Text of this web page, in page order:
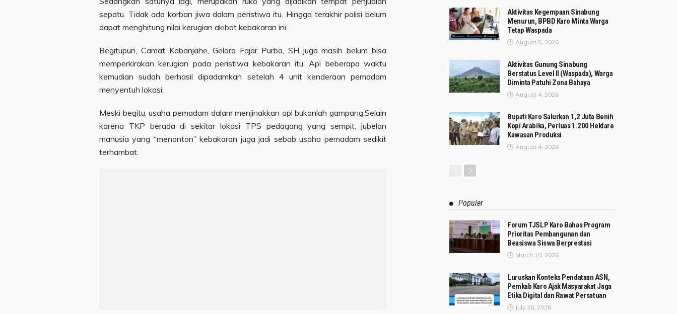
sepatu. Tidak ada korban jiwa dalam peristiwa itu. Hingga terakhir polisi belum
dapat menghitung nilai kerugian akibat kebakaran ini.
Begitupun, Camat Kabanjahe, Gelora Fajar Purba, SH juga masih belum bisa
memperkirakan kerugian pada peristiwa kebakaran itu. Api beberapa waktu
kemudian sudah berhasil dipadamkan setelah 4 unit kenderaan pemadam
menyentuh lokasi.
Meski begitu, usaha pemadam dalam menjinakkan api bukanlah gampang.Selain
karena TKP berada di sekitar lokasi TPS pedagang yang sempit, jubelan
manusia yang “menonton” kebakaran juga jadi sebab usaha pemadam sedikit
terhambat.
Aktivitas Kegempaan Sinabung
Menurun, BPBD Karo Minta Warga
Tetap Waspada
August 5, 2026
Aktivitas Gunung Sinabung
Berstatus Level II (Waspada), Warga
Diminta Patuhi Zona Bahaya
August 4, 2026
Bupati Karo Salurkan 1,2 Juta Benih
Kopi Arabika, Perluas 1.200 Hektare
Kawasan Produksi
August 4, 2026
Populer
Forum TJSLP Karo Bahas Program
Prioritas Pembangunan dan
Beasiswa Siswa Berprestasi
March 10, 2026
Luruskan Konteks Pendataan ASN,
Pemkab Karo Ajak Masyarakat Jaga
Etika Digital dan Rawat Persatuan
July 28, 2026